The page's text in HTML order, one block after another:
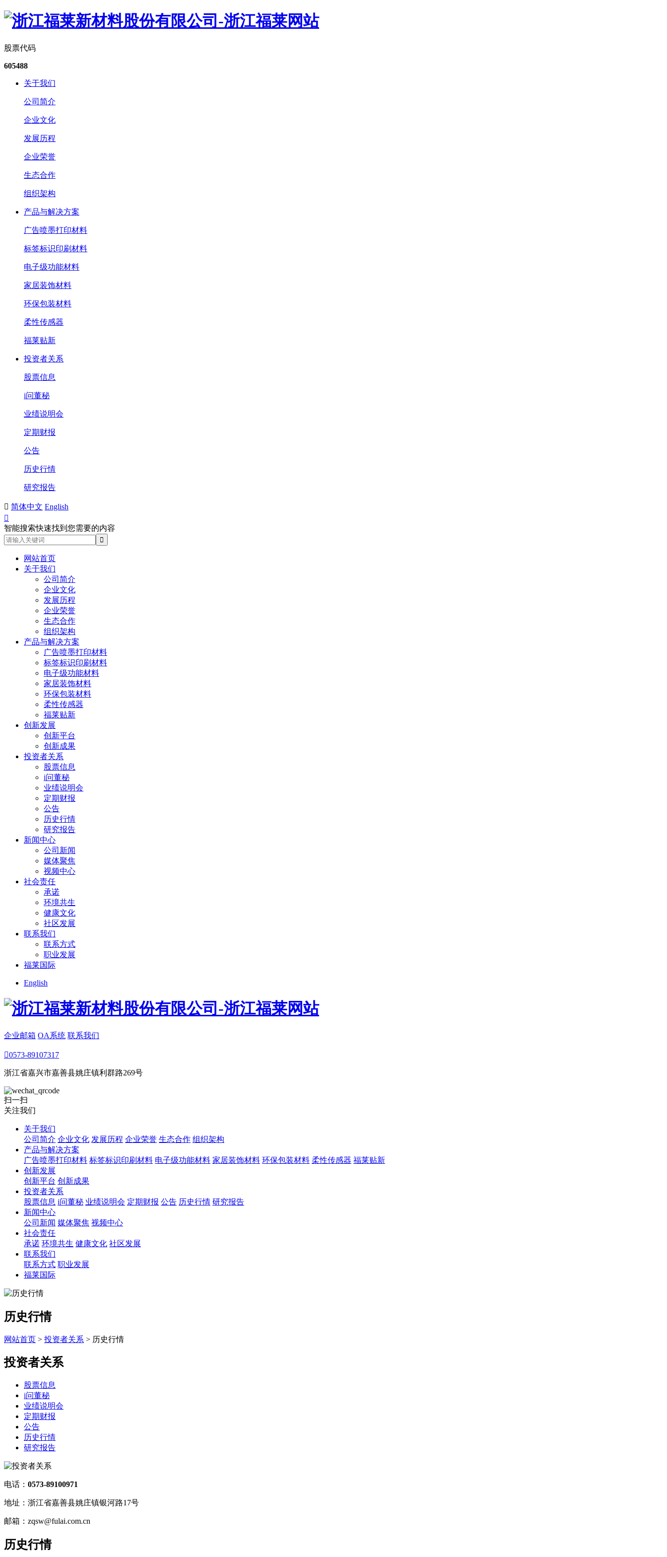
股票代码
605488
关于我们
公司简介
企业文化
发展历程
企业荣誉
生态合作
组织架构
产品与解决方案
广告喷墨打印材料
标签标识印刷材料
电子级功能材料
家居装饰材料
环保包装材料
柔性传感器
福莱贴新
投资者关系
股票信息
i问董秘
业绩说明会
定期财报
公告
历史行情
研究报告
 简体中文 English

智能搜索快速找到您需要的内容
网站首页
关于我们
公司简介
企业文化
发展历程
企业荣誉
生态合作
组织架构
产品与解决方案
广告喷墨打印材料
标签标识印刷材料
电子级功能材料
家居装饰材料
环保包装材料
柔性传感器
福莱贴新
创新发展
创新平台
创新成果
投资者关系
股票信息
i问董秘
业绩说明会
定期财报
公告
历史行情
研究报告
新闻中心
公司新闻
媒体聚焦
视频中心
社会责任
承诺
环境共生
健康文化
社区发展
联系我们
联系方式
职业发展
福莱国际
English
企业邮箱 OA系统 联系我们
0573-89107317
浙江省嘉兴市嘉善县姚庄镇利群路269号
扫一扫
关注我们
关于我们
公司简介 企业文化 发展历程 企业荣誉 生态合作 组织架构
产品与解决方案
广告喷墨打印材料 标签标识印刷材料 电子级功能材料 家居装饰材料 环保包装材料 柔性传感器 福莱贴新
创新发展
创新平台 创新成果
投资者关系
股票信息 i问董秘 业绩说明会 定期财报 公告 历史行情 研究报告
新闻中心
公司新闻 媒体聚焦 视频中心
社会责任
承诺 环境共生 健康文化 社区发展
联系我们
联系方式 职业发展
福莱国际
历史行情
网站首页 > 投资者关系 > 历史行情
投资者关系
股票信息
i问董秘
业绩说明会
定期财报
公告
历史行情
研究报告
电话： 0573-89100971
地址：浙江省嘉善县姚庄镇银河路17号
邮箱：zqsw@fulai.com.cn
历史行情